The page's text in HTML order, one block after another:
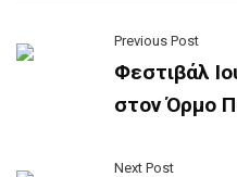
Previous Post
Φεστιβάλ
στον Όρμο
Next Post